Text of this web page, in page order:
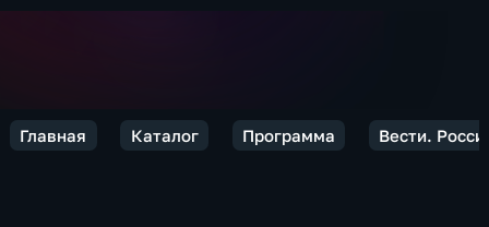
Главная Каталог Программа Вести.